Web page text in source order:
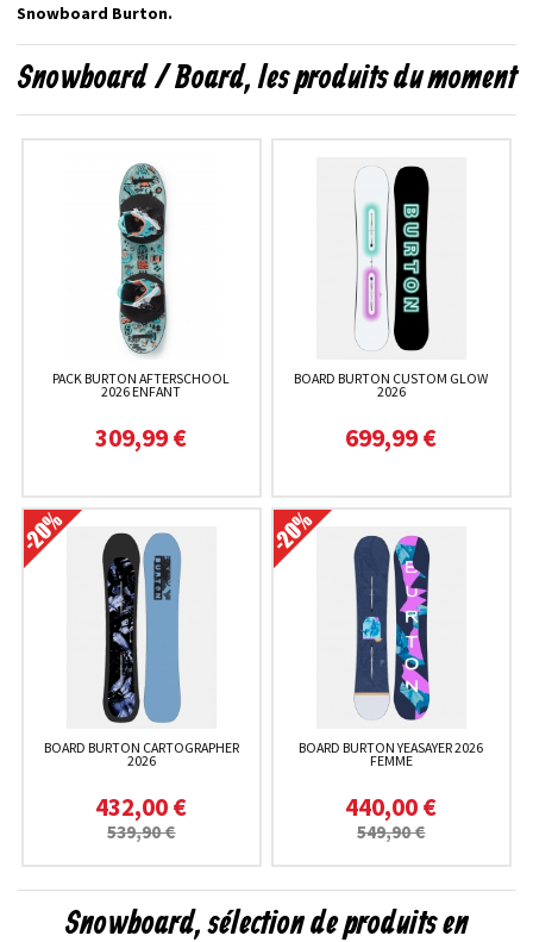
Snowboard Burton.
Snowboard / Board, les produits du moment
PACK BURTON AFTERSCHOOL
2026 ENFANT
309,99 €
BOARD BURTON CUSTOM GLOW
2026
699,99 €
BOARD BURTON CARTOGRAPHER
2026
432,00 €
539,90 €
BOARD BURTON YEASAYER 2026
FEMME
440,00 €
549,90 €
Snowboard, sélection de produits en